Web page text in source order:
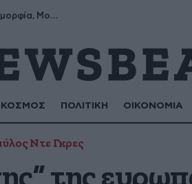
Σωτήρης, Σωτηρία, Ευμορφία, Μορφούλα
ΚΟΣΜΟΣ ΠΟΛΙΤΙΚΗ ΟΙΚΟΝΟΜΙΑ
Ντε Γκρες